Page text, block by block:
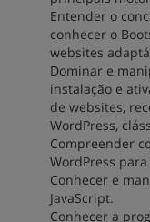
Entender o
conhecer o
websites
Dominar e
instalação e
de websites,
WordPress,
Compreender
WordPress
Conhecer e
JavaScript.
Conhecer a